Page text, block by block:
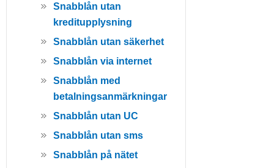
Snabblån utan
kreditupplysning
Snabblån utan säkerhet
Snabblån via internet
Snabblån med
betalningsanmärkningar
Snabblån utan UC
Snabblån utan sms
Snabblån på nätet